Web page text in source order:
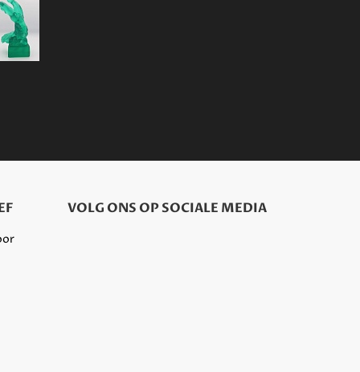
VOLG ONS OP SOCIALE MEDIA